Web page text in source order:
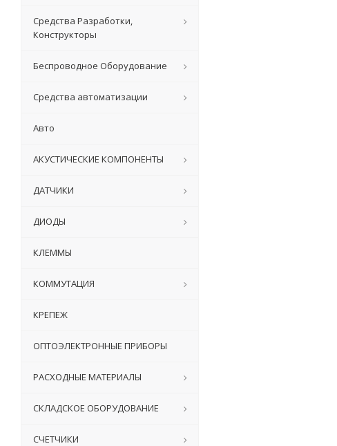
Средства Разработки,
Конструкторы
Беспроводное Оборудование
Средства автоматизации
Авто
АКУСТИЧЕСКИЕ КОМПОНЕНТЫ
ДАТЧИКИ
ДИОДЫ
КЛЕММЫ
КОММУТАЦИЯ
КРЕПЕЖ
ОПТОЭЛЕКТРОННЫЕ ПРИБОРЫ
РАСХОДНЫЕ МАТЕРИАЛЫ
СКЛАДСКОЕ ОБОРУДОВАНИЕ
СЧЕТЧИКИ